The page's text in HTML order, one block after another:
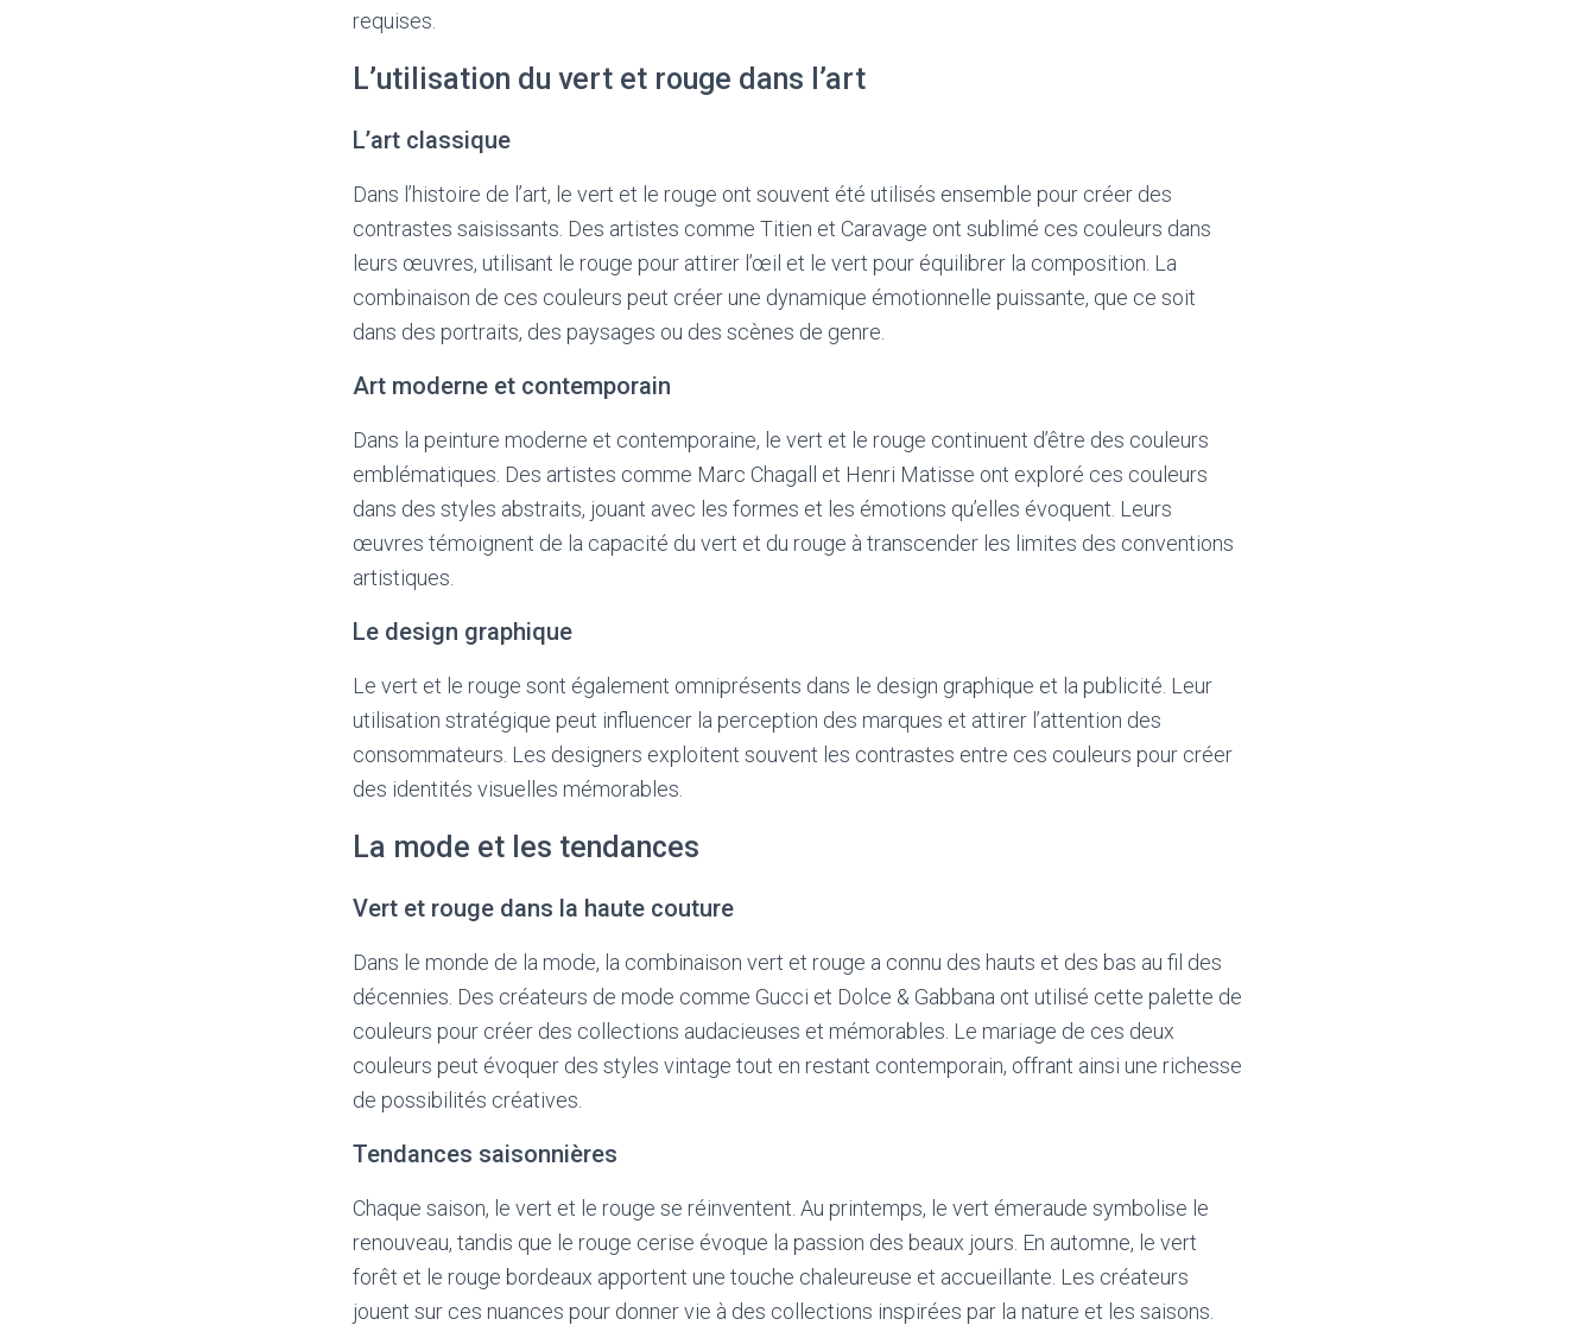
requises.
L’utilisation du vert et rouge dans l’art
L’art classique
Dans l’histoire de l’art, le vert et le rouge ont souvent été utilisés ensemble pour créer des
contrastes saisissants. Des artistes comme Titien et Caravage ont sublimé ces couleurs dans
leurs œuvres, utilisant le rouge pour attirer l’œil et le vert pour équilibrer la composition. La
combinaison de ces couleurs peut créer une dynamique émotionnelle puissante, que ce soit
dans des portraits, des paysages ou des scènes de genre.
Art moderne et contemporain
Dans la peinture moderne et contemporaine, le vert et le rouge continuent d’être des couleurs
emblématiques. Des artistes comme Marc Chagall et Henri Matisse ont exploré ces couleurs
dans des styles abstraits, jouant avec les formes et les émotions qu’elles évoquent. Leurs
œuvres témoignent de la capacité du vert et du rouge à transcender les limites des conventions
artistiques.
Le design graphique
Le vert et le rouge sont également omniprésents dans le design graphique et la publicité. Leur
utilisation stratégique peut influencer la perception des marques et attirer l’attention des
consommateurs. Les designers exploitent souvent les contrastes entre ces couleurs pour créer
des identités visuelles mémorables.
La mode et les tendances
Vert et rouge dans la haute couture
Dans le monde de la mode, la combinaison vert et rouge a connu des hauts et des bas au fil des
décennies. Des créateurs de mode comme Gucci et Dolce & Gabbana ont utilisé cette palette de
couleurs pour créer des collections audacieuses et mémorables. Le mariage de ces deux
couleurs peut évoquer des styles vintage tout en restant contemporain, offrant ainsi une richesse
de possibilités créatives.
Tendances saisonnières
Chaque saison, le vert et le rouge se réinventent. Au printemps, le vert émeraude symbolise le
renouveau, tandis que le rouge cerise évoque la passion des beaux jours. En automne, le vert
forêt et le rouge bordeaux apportent une touche chaleureuse et accueillante. Les créateurs
jouent sur ces nuances pour donner vie à des collections inspirées par la nature et les saisons.